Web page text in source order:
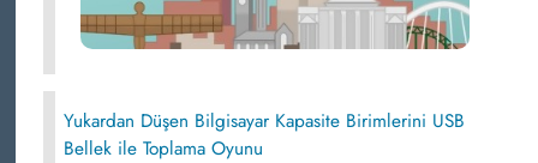
Yukardan Düşen Bilgisayar Kapasite Birimlerini USB
Bellek ile Toplama Oyunu